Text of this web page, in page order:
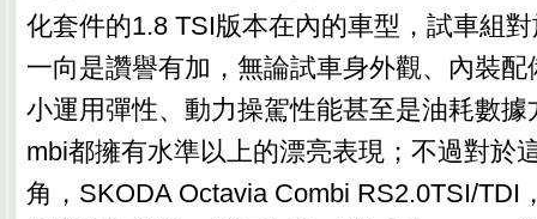
化套件的1.8 TSI版本在內的車型，試車組
一向是讚譽有加，無論試車身外觀、內裝
小運用彈性、動力操駕性能甚至是油耗數據
mbi都擁有水準以上的漂亮表現；不過對於
角，SKODA Octavia Combi RS2.0TSI/TDI